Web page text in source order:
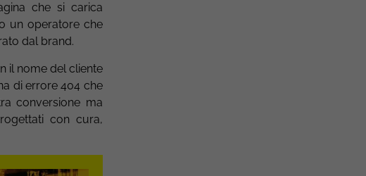
che si carica
un operatore che
dal brand.
il nome del cliente
di errore 404 che
conversione ma
con cura,